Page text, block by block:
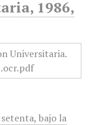
1986,
bajo la